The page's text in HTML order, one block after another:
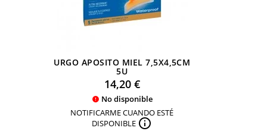
URGO APOSITO MIEL 7,5X4,5CM
5U
Precio
14,20 €
 No disponible
NOTIFICARME CUANDO ESTÉ
DISPONIBLE 